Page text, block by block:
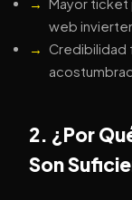
web
Credibilidad
2. ¿Por
Son